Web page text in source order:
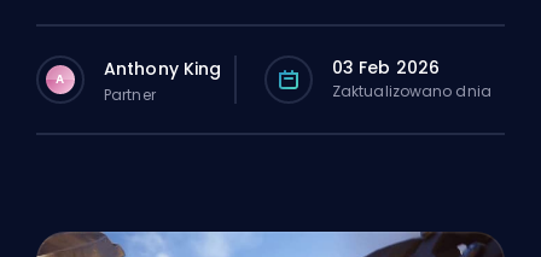
A Anthony King
Partner
03 Feb 2026
Zaktualizowano dnia